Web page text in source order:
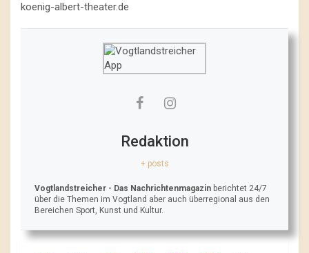
koenig-albert-theater.de
Redaktion
+ posts
Vogtlandstreicher - Das Nachrichtenmagazin berichtet 24/7
über die Themen im Vogtland aber auch überregional aus den
Bereichen Sport, Kunst und Kultur.